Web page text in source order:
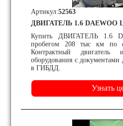
ДВИГАТЕЛЬ 1.6 DAEWOO
Купить ДВИГАТЕЛЬ 1.6
пробегом 208 тыс км по
Контрактный двигатель
оборудования с документами
в ГИБДД.
Артикул:52563